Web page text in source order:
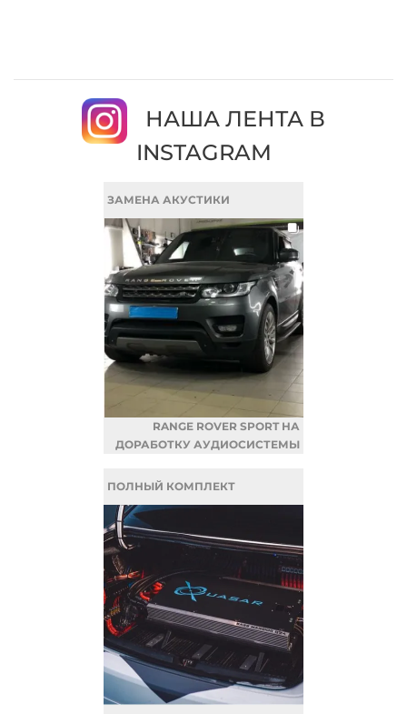
НАША ЛЕНТА В
INSTAGRAM
ЗАМЕНА АКУСТИКИ
RANGE ROVER SPORT НА
ДОРАБОТКУ АУДИОСИСТЕМЫ
ПОЛНЫЙ КОМПЛЕКТ